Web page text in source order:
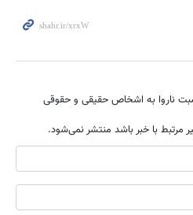
ناروا به اشخاص حقیقی و حقوقی
مرتبط با خبر باشد منتشر نمی‌شود.